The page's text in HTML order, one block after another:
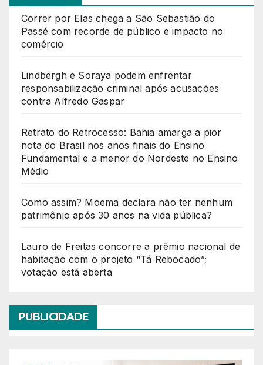
Correr por Elas chega a São Sebastião do
Passé com recorde de público e impacto no
comércio
Lindbergh e Soraya podem enfrentar
responsabilização criminal após acusações
contra Alfredo Gaspar
Retrato do Retrocesso: Bahia amarga a pior
nota do Brasil nos anos finais do Ensino
Fundamental e a menor do Nordeste no Ensino
Médio
Como assim? Moema declara não ter nenhum
patrimônio após 30 anos na vida pública?
Lauro de Freitas concorre a prêmio nacional de
habitação com o projeto “Tá Rebocado”;
votação está aberta
PUBLICIDADE